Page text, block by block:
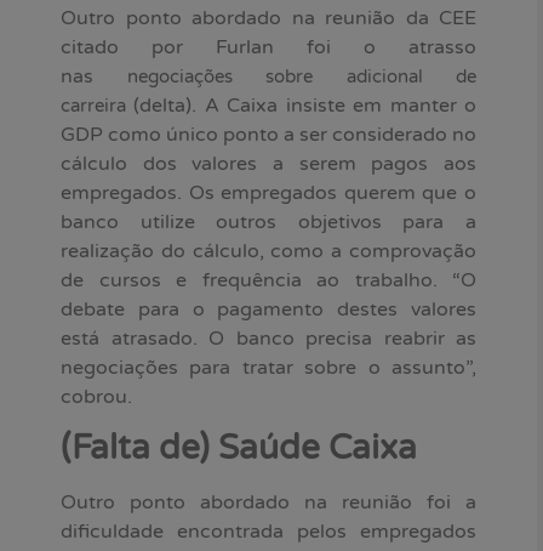
Outro ponto abordado na reunião da CEE
citado por Furlan foi o atrasso
nas
negociações sobre adicional de
carreira (delta). A Caixa insiste em manter o
GDP como único ponto a ser considerado no
cálculo dos valores a serem pagos aos
empregados. Os empregados querem que o
banco utilize outros objetivos para a
realização do cálculo, como a comprovação
de cursos e frequência ao trabalho. “O
debate para o pagamento destes valores
está atrasado. O banco precisa reabrir as
negociações para tratar sobre o assunto”,
cobrou.
(Falta de) Saúde Caixa
Outro ponto abordado na reunião foi a
dificuldade encontrada pelos empregados